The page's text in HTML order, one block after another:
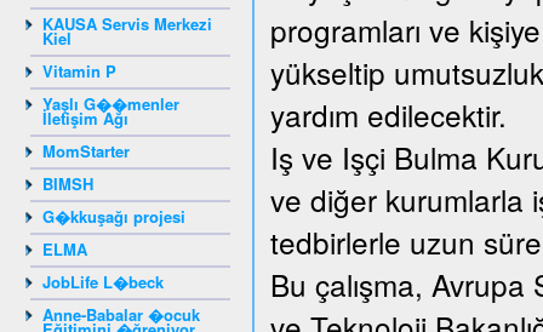
KAUSA Servis Merkezi
Kiel
Vitamin P
Yaşlı G��menler
İletişim Ağı
MomStarter
BIMSH
G�kkuşağı projesi
ELMA
JobLife L�beck
Anne-Babalar �ocuk
programları ve
yükseltip
yardım edilecektir.
Iş ve Işçi Bulma
ve diğer kurumlarla
tedbirlerle uzun
Bu çalışma, Avrupa